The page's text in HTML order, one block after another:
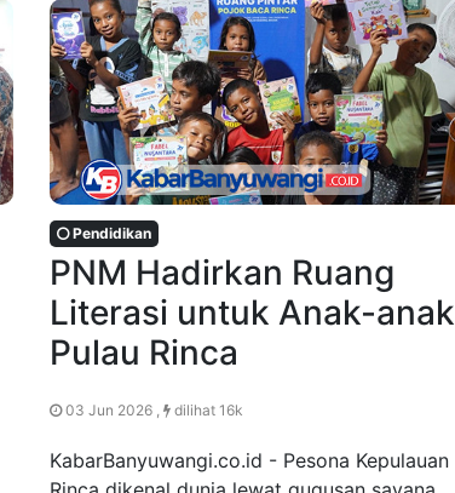
Pendidikan
PNM Hadirkan Ruang
Literasi untuk Anak-anak
Pulau Rinca
03 Jun 2026 , dilihat 16k
KabarBanyuwangi.co.id - Pesona Kepulauan